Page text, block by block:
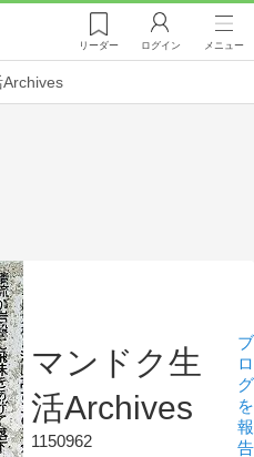
リーダー ログイン メニュー
Archives
マンドク生
活Archives
1150962
ブ
ロ
グ
を
報
告